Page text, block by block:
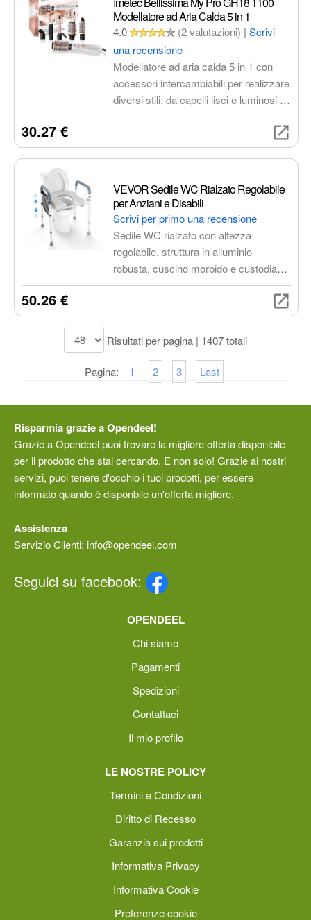
Modellatore ad Aria Calda 5 in 1
4.0 (2 valutazioni) |Scrivi
una recensione
Modellatore ad aria calda 5 in 1 con
accessori intercambiabili per realizzare
diversi stili, da capelli lisci e luminosi a
onde morbide o ricci stretti.
distribuzione uniforme del calore e una
30.27 €
VEVOR Sedile WC Rialzato Regolabile
per Anziani e Disabili
Scrivi per primo una recensione
Sedile WC rialzato con altezza
regolabile, struttura in alluminio
robusta, cuscino morbido e custodia
laterale. Ideale per anziani, disabili e
donne incinte, supporta fino a 158 kg e
si installa facilmente su WC standard.
50.26 €
Risultati per pagina | 1407 totali
Pagina: 1 2 3 Last
Risparmia grazie a Opendeel!
Grazie a Opendeel puoi trovare la migliore offerta disponibile
per il prodotto che stai cercando. E non solo! Grazie ai nostri
servizi, puoi tenere d'occhio i tuoi prodotti, per essere
informato quando è disponbile un'offerta migliore.
Assistenza
Servizio Clienti: info@opendeel.com
Seguici su facebook:
OPENDEEL
Chi siamo
Pagamenti
Spedizioni
Contattaci
Il mio profilo
LE NOSTRE POLICY
Termini e Condizioni
Diritto di Recesso
Garanzia sui prodotti
Informativa Privacy
Informativa Cookie
Preferenze cookie